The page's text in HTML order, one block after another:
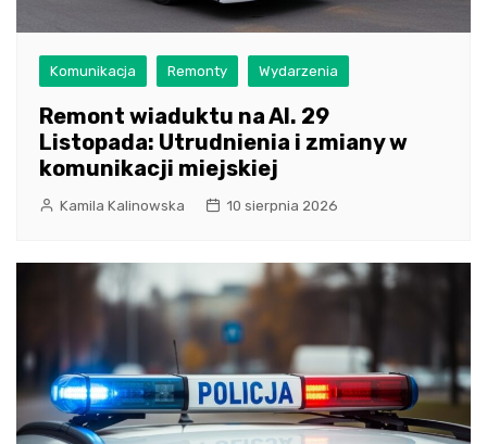
Komunikacja Remonty Wydarzenia
Remont wiaduktu na Al. 29
Listopada: Utrudnienia i zmiany w
komunikacji miejskiej
Kamila Kalinowska 10 sierpnia 2026